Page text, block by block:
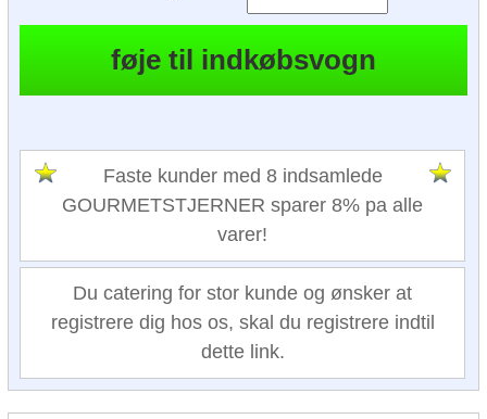
Faste kunder med 8 indsamlede
GOURMETSTJERNER sparer 8% pa alle
varer!
Du catering for stor kunde og ønsker at
registrere dig hos os, skal du registrere indtil
dette link.